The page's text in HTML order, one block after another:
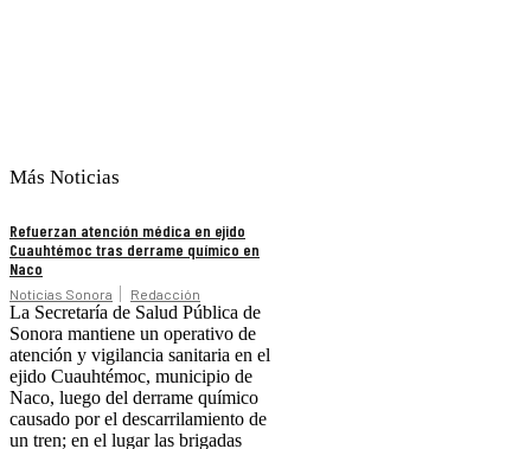
Más Noticias
Refuerzan atención médica en ejido
Cuauhtémoc tras derrame químico en
Naco
Noticias Sonora Redacción
La Secretaría de Salud Pública de
Sonora mantiene un operativo de
atención y vigilancia sanitaria en el
ejido Cuauhtémoc, municipio de
Naco, luego del derrame químico
causado por el descarrilamiento de
un tren; en el lugar las brigadas